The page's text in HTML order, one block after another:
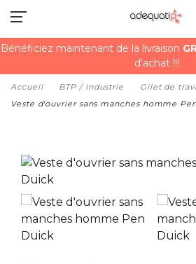
Bénéficiez maintenant de la livraison
d'achat !!!
Accueil BTP / Industrie
Gilet de
Veste d'ouvrier sans manches homme